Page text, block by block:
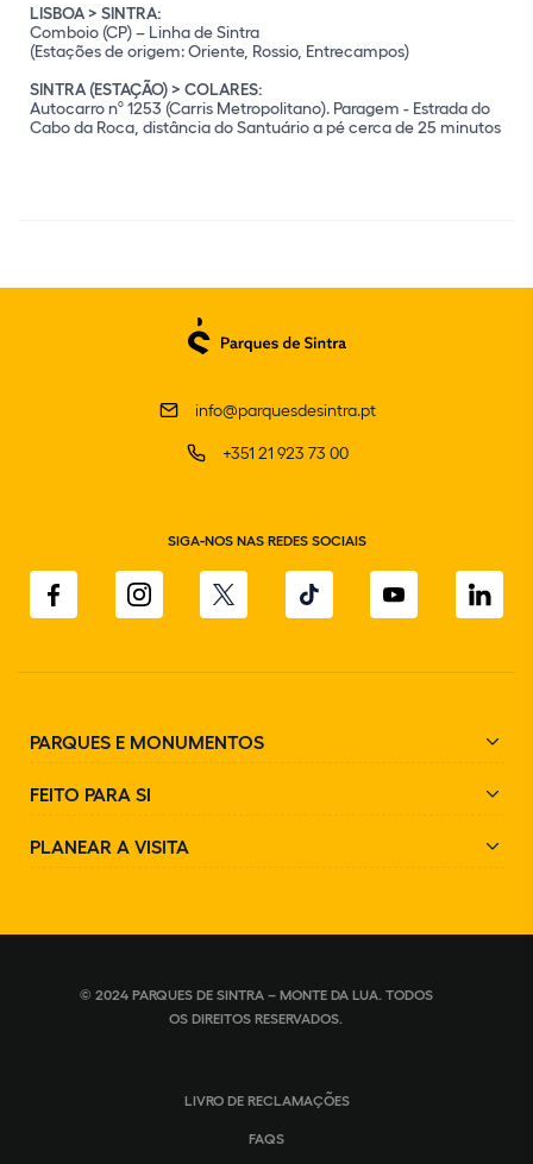
LISBOA > SINTRA:
Comboio (CP) – Linha de Sintra
(Estações de origem: Oriente, Rossio, Entrecampos)
SINTRA (ESTAÇÃO) > COLARES:
Autocarro nº 1253 (Carris Metropolitano). Paragem - Estrada do
Cabo da Roca, distância do Santuário a pé cerca de 25 minutos
info@parquesdesintra.pt
+351 21 923 73 00
SIGA-NOS NAS REDES SOCIAIS
PARQUES E MONUMENTOS
FEITO PARA SI
PLANEAR A VISITA
© 2024 PARQUES DE SINTRA – MONTE DA LUA. TODOS
OS DIREITOS RESERVADOS.
LIVRO DE RECLAMAÇÕES
FAQS